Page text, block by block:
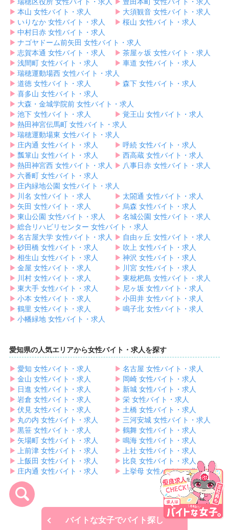
▶︎ 本山 女性バイト・求人 ▶︎ 大須観音 女性バイト・求人
▶︎ いりなか 女性バイト・求人 ▶︎ 桜山 女性バイト・求人
▶︎ 中村日赤 女性バイト・求人
▶︎ ナゴヤドーム前矢田 女性バイト・求人
▶︎ 志賀本通 女性バイト・求人 ▶︎ 茶屋ヶ坂 女性バイト・求人
▶︎ 浅間町 女性バイト・求人 ▶︎ 車道 女性バイト・求人
▶︎ 瑞穂運動場西 女性バイト・求人
▶︎ 道徳 女性バイト・求人 ▶︎ 森下 女性バイト・求人
▶︎ 喜多山 女性バイト・求人
▶︎ 大森・金城学院前 女性バイト・求人
▶︎ 池下 女性バイト・求人 ▶︎ 覚王山 女性バイト・求人
▶︎ 熱田神宮伝馬町 女性バイト・求人
▶︎ 瑞穂運動場東 女性バイト・求人
▶︎ 庄内通 女性バイト・求人 ▶︎ 呼続 女性バイト・求人
▶︎ 瓢箪山 女性バイト・求人 ▶︎ 西高蔵 女性バイト・求人
▶︎ 熱田神宮西 女性バイト・求人 ▶︎ 八事日赤 女性バイト・求人
▶︎ 六番町 女性バイト・求人
▶︎ 庄内緑地公園 女性バイト・求人
▶︎ 川名 女性バイト・求人 ▶︎ 太閤通 女性バイト・求人
▶︎ 矢田 女性バイト・求人 ▶︎ 烏森 女性バイト・求人
▶︎ 東山公園 女性バイト・求人 ▶︎ 名城公園 女性バイト・求人
▶︎ 総合リハビリセンター 女性バイト・求人
▶︎ 名古屋大学 女性バイト・求人 ▶︎ 自由ヶ丘 女性バイト・求人
▶︎ 砂田橋 女性バイト・求人 ▶︎ 吹上 女性バイト・求人
▶︎ 相生山 女性バイト・求人 ▶︎ 神沢 女性バイト・求人
▶︎ 金屋 女性バイト・求人 ▶︎ 川宮 女性バイト・求人
▶︎ 川村 女性バイト・求人 ▶︎ 東枇杷島 女性バイト・求人
▶︎ 東大手 女性バイト・求人 ▶︎ 尼ヶ坂 女性バイト・求人
▶︎ 小本 女性バイト・求人 ▶︎ 小田井 女性バイト・求人
▶︎ 鶴里 女性バイト・求人 ▶︎ 鳴子北 女性バイト・求人
▶︎ 小幡緑地 女性バイト・求人
愛知県の人気エリアから女性バイト・求人を探す
▶︎ 愛知 女性バイト・求人 ▶︎ 名古屋 女性バイト・求人
▶︎ 金山 女性バイト・求人 ▶︎ 岡崎 女性バイト・求人
▶︎ 日進 女性バイト・求人 ▶︎ 新城 女性バイト・求人
▶︎ 岩倉 女性バイト・求人 ▶︎ 栄 女性バイト・求人
▶︎ 伏見 女性バイト・求人 ▶︎ 土橋 女性バイト・求人
▶︎ 丸の内 女性バイト・求人 ▶︎ 三河安城 女性バイト・求人
▶︎ 黒笹 女性バイト・求人 ▶︎ 鶴舞 女性バイト・求人
▶︎ 矢場町 女性バイト・求人 ▶︎ 鳴海 女性バイト・求人
▶︎ 上前津 女性バイト・求人 ▶︎ 上社 女性バイト・求人
▶︎ 上飯田 女性バイト・求人 ▶︎ 比良 女性バイト・求人
▶︎ 庄内通 女性バイト・求人 ▶︎ 上挙母 女性バイト・求人
バイトな女子でバイト探し